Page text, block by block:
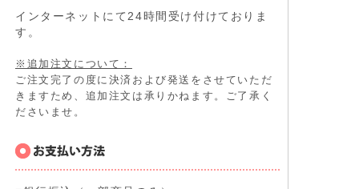
インターネットにて24時間受け付けておりま
す。
※追加注文について：
ご注文完了の度に決済および発送をさせていただ
きますため、追加注文は承りかねます。ご了承く
ださいませ。